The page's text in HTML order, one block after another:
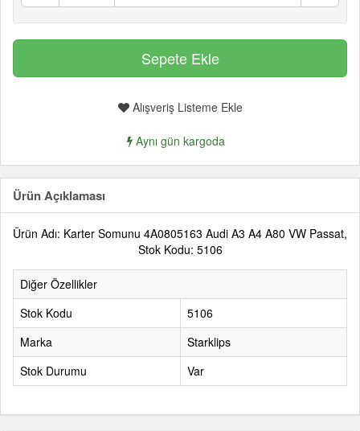
Alışveriş Listeme Ekle
Aynı gün kargoda
Ürün Açıklaması
Ürün Adı: Karter Somunu 4A0805163 Audi A3 A4 A80 VW Passat,
Stok Kodu: 5106
Diğer Özellikler
Stok Kodu
5106
Marka
Starklips
Stok Durumu
Var